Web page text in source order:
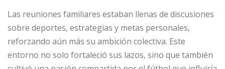
Las reuniones familiares estaban llenas de discusiones
sobre deportes, estrategias y metas personales,
reforzando aún más su ambición colectiva. Este
entorno no solo fortaleció sus lazos, sino que también